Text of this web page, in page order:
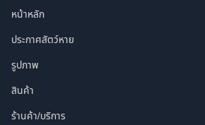
หน้าหลัก
ประกาศสัตว์หาย
รูปภาพ
สินค้า
ร้านค้า/บริการ